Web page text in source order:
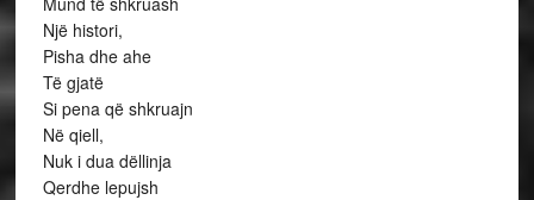
Një histori,
Pisha dhe ahe
Të gjatë
Si pena që shkruajn
Në qiell,
Nuk i dua dëllinja
Qerdhe lepujsh